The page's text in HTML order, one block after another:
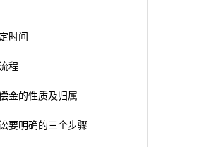
时间
程
金的性质及归属
要明确的三个步骤